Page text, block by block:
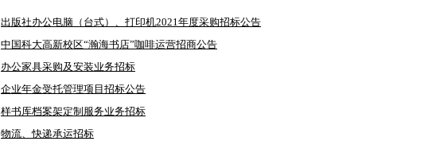
出版社办公电脑（台式）、打印机2021年度采购招标公告
中国科大高新校区“瀚海书店”咖啡运营招商公告
办公家具采购及安装业务招标
企业年金受托管理项目招标公告
样书库档案架定制服务业务招标
物流、快递承运招标